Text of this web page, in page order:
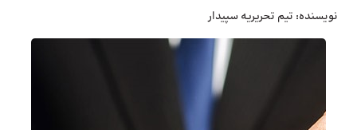
نویسنده: تیم تحریریه سپیدار